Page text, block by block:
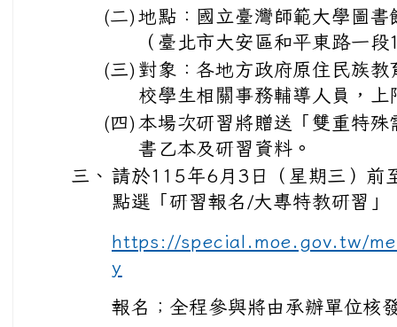
(二) 地點：國立臺灣師範大學圖
（臺北市大安區和平東路一
(三) 對象：各地方政府原住民族
校學生相關事務輔導人員，上
(四) 本場次研習將贈送「雙重特
書乙本及研習資料。
三、 請於115年6月3日（星期三）前
點選「研習報名/大專特教研習」
https://special.moe.gov.tw/
y
報名；全程參與將由承辦單位核